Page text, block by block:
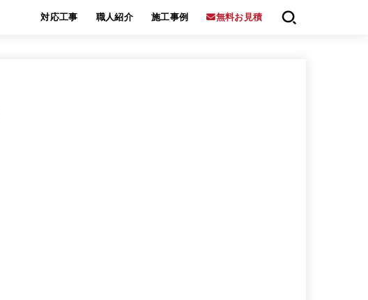
対応工事 職人紹介 施工事例 無料お見積